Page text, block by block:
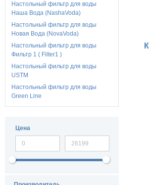
Настольный фильтр для воды
Наша Вода (NashaVoda)
Настольный фильтр для воды
Новая Вода (NovaVoda)
Настольный фильтр для воды
Фильтр 1 ( Filter1 )
Настольный фильтр для воды
USTM
Настольный фильтр для воды
Green Line
Цена